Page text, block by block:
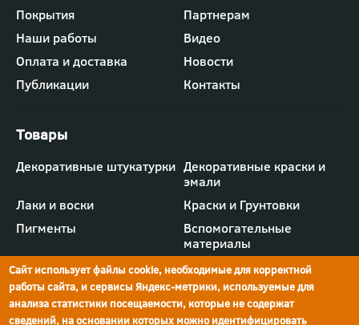
Футер
-
меню
"Компания"
Покрытия
Партнерам
Наши работы
Видео
Оплата и доставка
Новости
Публикации
Контакты
Футер
-
меню
"Товары"
Декоративные штукатурки Декоративные краски и
эмали
Лаки и воски
Краски и Грунтовки
Пигменты
Вспомогательные
материалы
Сайт использует файлы cookie, необходимые для корректной
работы сайта, и сервисы Яндекс-метрики, используемые для
анализа статистики посещаемости, которые не содержат
сведений, на основании которых можно идентифицировать